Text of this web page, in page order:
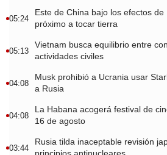
05:24
Este de China bajo los efectos de
próximo a tocar tierra
05:13
Vietnam busca equilibrio entre
actividades civiles
04:08
Musk prohibió a Ucrania usar
a Rusia
04:08
La Habana acogerá festival de
16 de agosto
03:44
Rusia tilda inaceptable revisión